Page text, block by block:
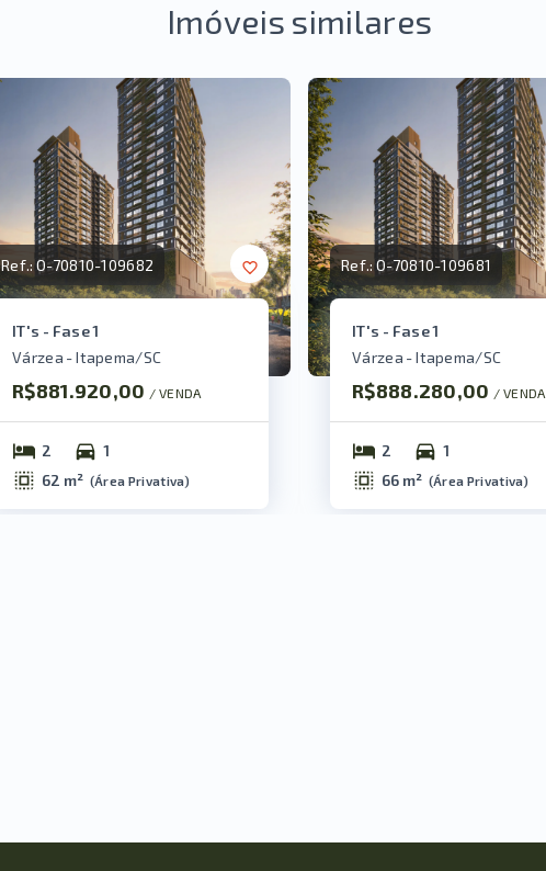
Imóveis similares
Ref.:O-70810-109682
IT's - Fase 1
Várzea - Itapema/SC
R$881.920,00 / VENDA
2
1
62 m² (Área Privativa)
Ref.:O-70810-109681
IT's - Fase 1
Várzea - Itapema/SC
R$888.280,00 / VENDA
2
1
66 m² (Área Privativa)